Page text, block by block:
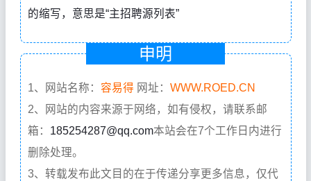
的缩写，意思是“主招聘源列表”
申明
1、网站名称： 容易得 网址： WWW.ROED.CN
2、网站的内容来源于网络，如有侵权，请联系邮
箱： 185254287@qq.com本站会在7个工作日内进行
删除处理。
3、转载发布此文目的在于传递分享更多信息，仅代